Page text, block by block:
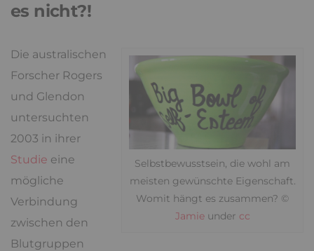
es nicht?!
Selbstbewusstsein, die wohl am
meisten gewünschte Eigenschaft.
Womit hängt es zusammen? ©
Jamieunder cc
Die australischen
Forscher Rogers
und Glendon
untersuchten
2003 in ihrer
Studie eine
mögliche
Verbindung
zwischen den
Blutgruppen